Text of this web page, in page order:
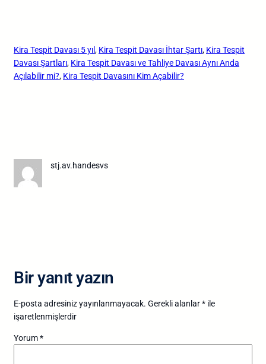
Kira Tespit Davası 5 yıl, Kira Tespit Davası İhtar Şartı, Kira Tespit
Davası Şartları, Kira Tespit Davası ve Tahliye Davası Aynı Anda
Açılabilir mi?, Kira Tespit Davasını Kim Açabilir?
stj.av.handesvs
Bir yanıt yazın
E-posta adresiniz yayınlanmayacak. Gerekli alanlar* ile
işaretlenmişlerdir
Yorum*